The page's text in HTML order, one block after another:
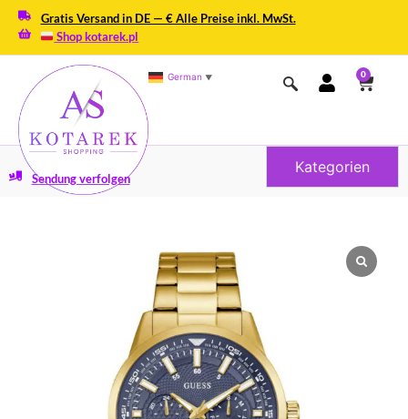
Gratis Versand in DE — € Alle Preise inkl. MwSt.
Shop kotarek.pl
German ▼ 0
Kategorien
Sendung verfolgen